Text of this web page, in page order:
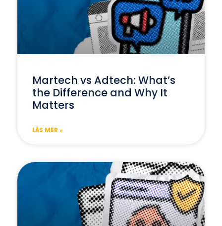
Martech vs Adtech: What’s
the Difference and Why It
Matters
LÄS MER »